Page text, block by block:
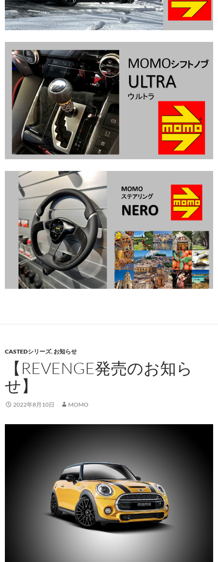
CASTEDシリーズ, お知らせ
【REVENGE発売のお知ら
せ】
2022年8月10日 MOMO